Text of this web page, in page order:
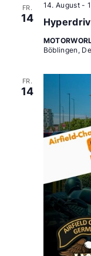
FR.
14
14. August -
Böblingen,
FR.
14